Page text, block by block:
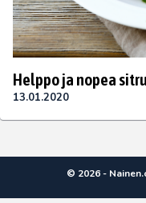
Helppo ja nopea
13.01.2020
© 2026 -